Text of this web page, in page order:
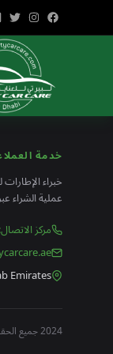
خدمة
خبراء
عملية الشراء
مركز الاتصال:
Emirates
2024 جميع الحقوق محفوظة لشركة ليبرتي كار كير ذ.م.م.